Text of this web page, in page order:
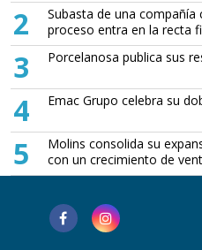
2
Subasta de una compañía
proceso entra en la recta
3 Porcelanosa publica sus
4 Emac Grupo celebra su
5
Molins consolida su
con un crecimiento de